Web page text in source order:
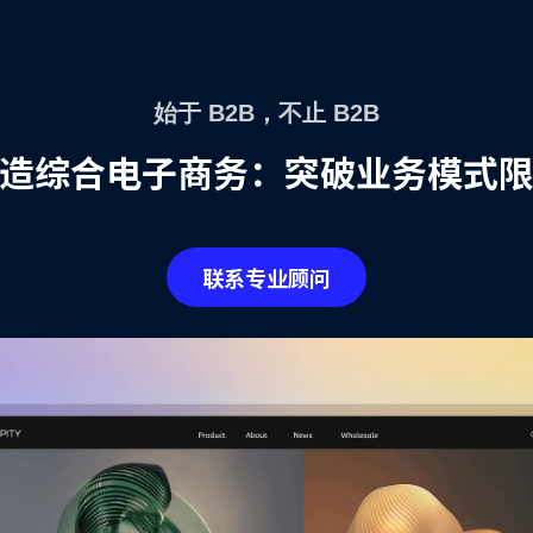
始于 B2B，不止 B2B
综合电子商务：突破业务模式
联系专业顾问